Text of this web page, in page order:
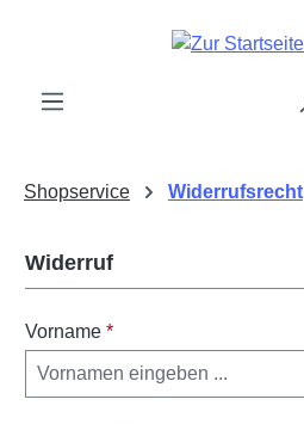
Zum Hauptinhalt springen
Shopservice Widerrufsrecht
Widerruf
Vorname *